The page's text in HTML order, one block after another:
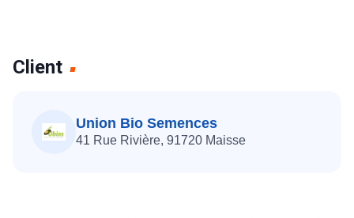
Client
Union Bio Semences
41 Rue Rivière, 91720 Maisse